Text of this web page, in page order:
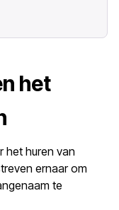
het
het huren van
ernaar om
te